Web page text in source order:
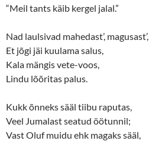
“Meil tants käib kergel jalal.”
Nad laulsivad mahedast’, magusast’,
Et jõgi jäi kuulama salus,
Kala mängis vete-voos,
Lindu lõõritas palus.
Kukk õnneks sääl tiibu raputas,
Veel Jumalast seatud öötunnil;
Vast Oluf muidu ehk magaks sääl,